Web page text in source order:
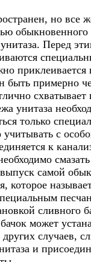
но все
обыкновенного
Перед
быть примерно
схватывает
унитаза
только
с
к
самой
которое
сливного
может
случаев,
и